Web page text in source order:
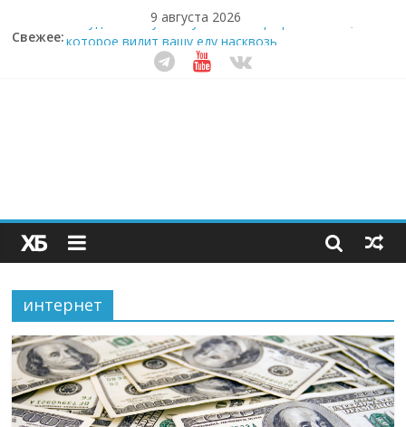
9 августа 2026
Свежее:Забудьте о скучных ужинах: шеф-приложение,
которое видит вашу еду насквозь
Небо зовёт: как бизнес на полётах дронов и
Секрет супергидратации: почему кокосовая вода с
пребиотиками становится главным трендом
здорового питания
интернет